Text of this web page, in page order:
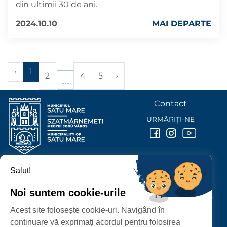
din ultimii 30 de ani.
2024.10.10
MAI DEPARTE
‹ 1 2 4 5 ›
PROTECȚIA DATELOR PERSONALE
PRIMĂRIA MUNICIPIULUI
P-ȚA 25 OCTOMBRIE, NR. 1 CORP M, 440026 SATU MARE
Contact
URMĂRIȚI-NE
Salut!
Noi suntem cookie-urile
Acest site folosește cookie-uri. Navigând în
continuare vă exprimați acordul pentru folosirea